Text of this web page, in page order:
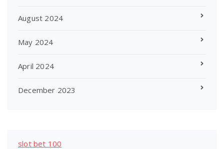
August 2024
May 2024
April 2024
December 2023
slot bet 100